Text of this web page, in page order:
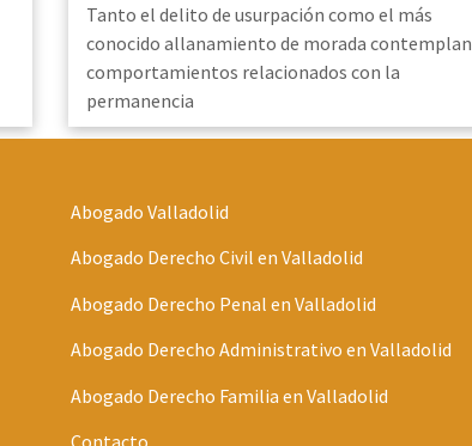
Tanto el delito de usurpación como el más
conocido allanamiento de morada contemplan
comportamientos relacionados con la
permanencia
Abogado Valladolid
Abogado Derecho Civil en Valladolid
Abogado Derecho Penal en Valladolid
Abogado Derecho Administrativo en Valladolid
Abogado Derecho Familia en Valladolid
Contacto